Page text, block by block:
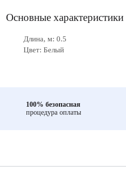
Основные характеристики
Длина, м: 0.5
Цвет: Белый
100% безопасная
процедура оплаты